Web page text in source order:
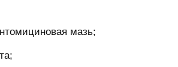
мазь;